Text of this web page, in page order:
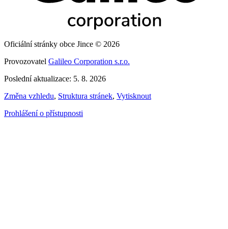
Oficiální stránky obce Jince © 2026
Provozovatel Galileo Corporation s.r.o.
Poslední aktualizace: 5. 8. 2026
Změna vzhledu, Struktura stránek, Vytisknout
Prohlášení o přístupnosti